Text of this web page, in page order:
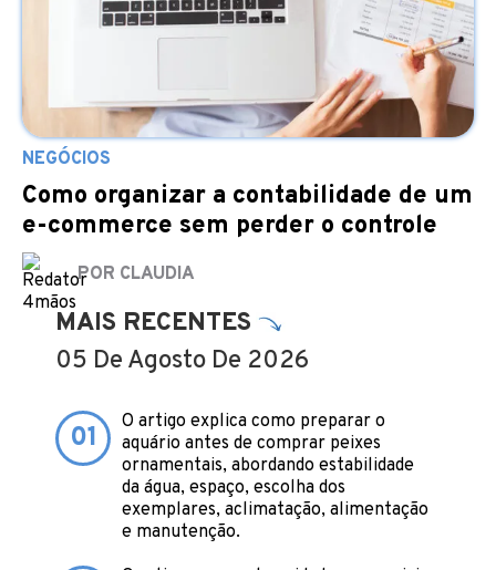
NEGÓCIOS
Como organizar a contabilidade de um
e-commerce sem perder o controle
POR CLAUDIA
MAIS RECENTES
05 De Agosto De 2026
01
O artigo explica como preparar o
aquário antes de comprar peixes
ornamentais, abordando estabilidade
da água, espaço, escolha dos
exemplares, aclimatação, alimentação
e manutenção.